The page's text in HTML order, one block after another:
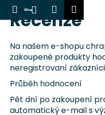
Přejít
HledatPřihlášení
Nákupní
košík
Menu
Recenze
Na našem e-shopu
zakoupené produkty
neregistrovaní
Průběh hodnocení
Pět dní po zakoupení
automatický e-mail s
o Zpět
Zpět
C
o
p
o
t